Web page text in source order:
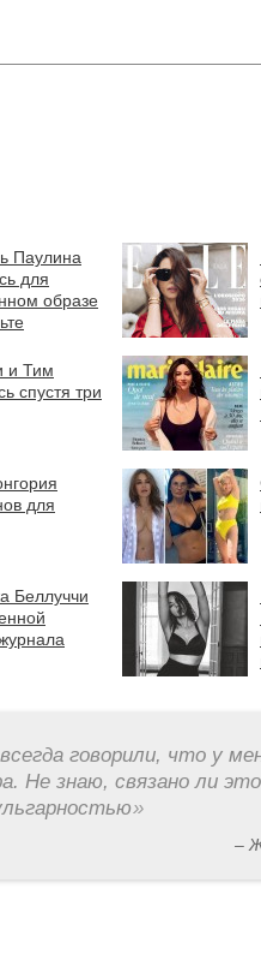
Паулина
для
образе
и Тим
спустя три
для
Беллуччи
говорили, что у
Не знаю, связано ли
»
–